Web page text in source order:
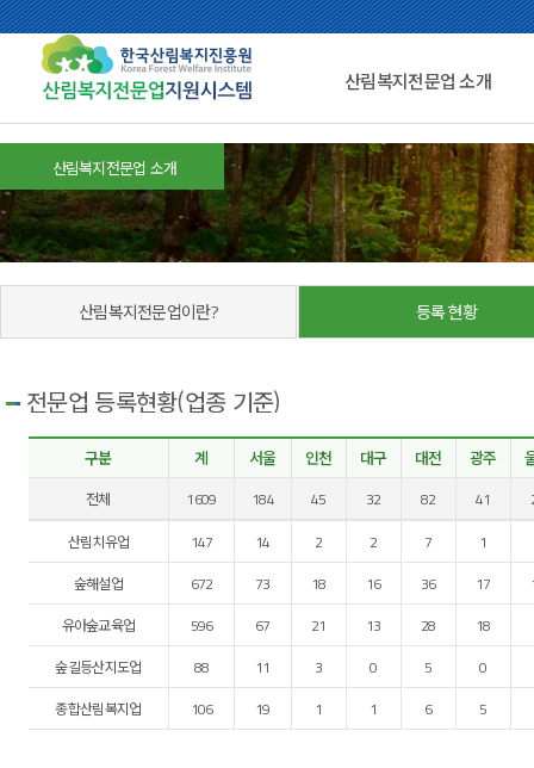
산림복지전문업 소개
산림복지전문업 소개
산림복지전문업이란? 등록 현황
전문업 등록현황(업종 기준)
구분 계 서울 인천 대구 대전 광주
전체 1609 184 45 32 82 41
산림치유업
147 14 2 2 7
1
숲해설업
672 73 18 16 36 17
유아숲교육업
596 67 21 13 28
18
숲길등산지도업
88 11 3 0 5
0
종합산림복지업
106 19 1 1 6 5